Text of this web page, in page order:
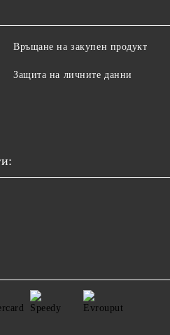
Връщане на закупен продукт
Защита на личните данни